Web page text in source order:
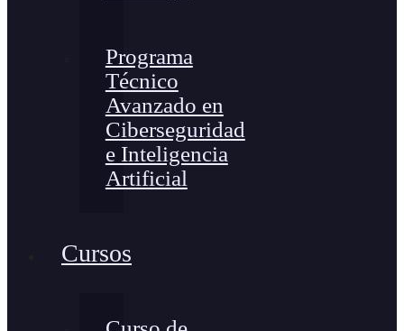
Programa
Técnico
Avanzado en
Ciberseguridad
e Inteligencia
Artificial
Cursos